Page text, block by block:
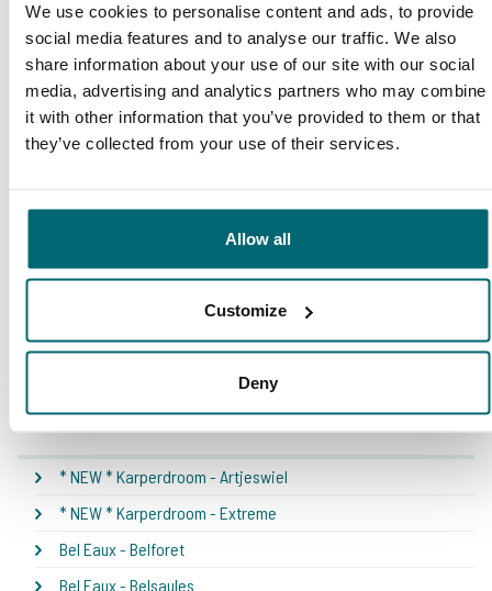
We use cookies to personalise content and ads, to provide
social media features and to analyse our traffic. We also
share information about your use of our site with our social
media, advertising and analytics partners who may combine
it with other information that you’ve provided to them or that
they’ve collected from your use of their services.
Allow all
Customize
Deny
Deze karpermerken gingen u al
voor!
1 2 3 4 5 6 7 8
Ons aanbod
* NEW * Karperdroom - Artjeswiel
* NEW * Karperdroom - Extreme
Bel Eaux - Belforet
Bel Eaux - Belsaules